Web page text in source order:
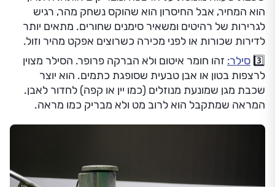
הוא המחיר, אבל החיסרון הוא שהוקס נשחק מהר, רגיש
לגרירות של רהיטים ומשאיר סימנים שחורים. מתאים יותר
לדירות שכורות או לפני מכירה כשרוצים אפקט מהיר וזול.
3️⃣ סילר: זהו חומר איטום ולא הברקה פרופר. הסילר מצוין
לרצפות בטון או אבן טבעית שסופגת כתמים. הוא יוצר
שכבת מגן שמונעת מנוזלים (כמו יין או קפה) לחדור לאבן.
המראה שמתקבל הוא לרוב מט ולא מבריק כמו מראה.